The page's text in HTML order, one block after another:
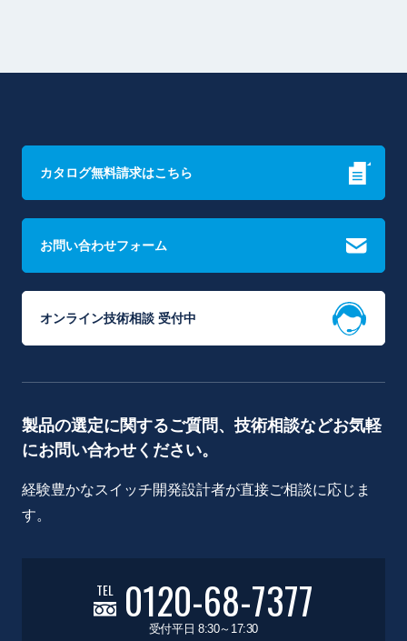
カタログ無料請求はこちら
お問い合わせフォーム
オンライン技術相談 受付中
製品の選定に関するご質問、技術相談などお気軽
にお問い合わせください。
経験豊かなスイッチ開発設計者が直接ご相談に応じま
す。
TEL 0120-68-7377
受付平日 8:30～17:30